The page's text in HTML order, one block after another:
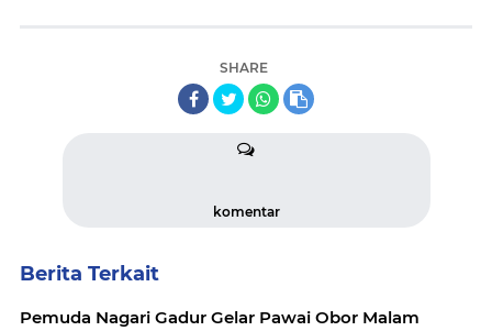
SHARE
komentar
Berita Terkait
Pemuda Nagari Gadur Gelar Pawai Obor Malam